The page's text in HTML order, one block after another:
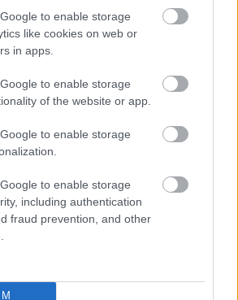
to enable storage
like cookies on web or
in apps.
to enable storage
of the website or app.
to enable storage
to enable storage
including authentication
fraud prevention, and other
KORÁBBAN KEZDŐDIK
érdekében másfél órával
Bretagne Handball elleni találkozó